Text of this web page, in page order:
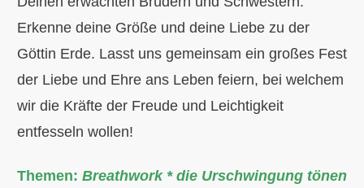
Erkenne deine Größe und deine Liebe zu der
Göttin Erde. Lasst uns gemeinsam ein großes Fest
der Liebe und Ehre ans Leben feiern, bei welchem
wir die Kräfte der Freude und Leichtigkeit
entfesseln wollen!
Themen: Breathwork * die Urschwingung tönen